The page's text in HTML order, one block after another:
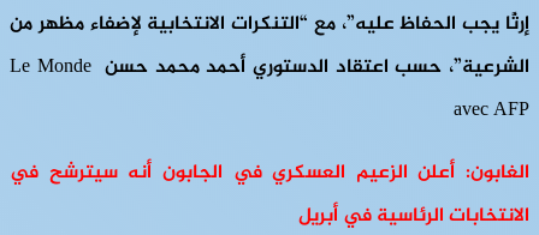
إرثًا يجب الحفاظ عليه”، مع “التنكرات الانتخابية لإضفاء مظهر من
الشرعية”، حسب اعتقاد الدستوري أحمد محمد حسن Le Monde
avec AFP
الغابون: أعلن الزعيم العسكري في الجابون أنه سيترشح في
الانتخابات الرئاسية في أبريل